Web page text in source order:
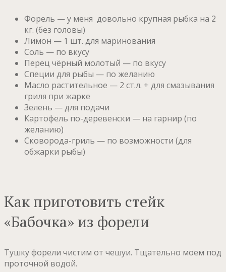
Форель — у меня довольно крупная рыбка на 2
кг. (без головы)
Лимон — 1 шт. для маринования
Соль — по вкусу
Перец чёрный молотый — по вкусу
Специи для рыбы — по желанию
Масло растительное — 2 ст.л. + для смазывания
гриля при жарке
Зелень — для подачи
Картофель по-деревенски — на гарнир (по
желанию)
Сковорода-гриль — по возможности (для
обжарки рыбы)
Как приготовить стейк
«Бабочка» из форели
Тушку форели чистим от чешуи. Тщательно моем под
проточной водой.